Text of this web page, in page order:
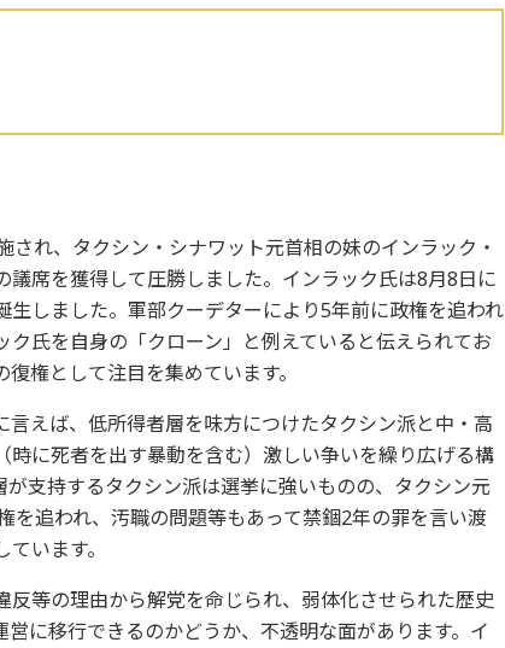
れ、タクシン・シナワット元首相の妹のインラック・
席を獲得して圧勝しました。インラック氏は8月8日に
しました。軍部クーデターにより5年前に政権を追われ
氏を自身の「クローン」と例えていると伝えられてお
権として注目を集めています。
えば、低所得者層を味方につけたタクシン派と中・高
に死者を出す暴動を含む）激しい争いを繰り広げる構
支持するタクシン派は選挙に強いものの、タクシン元
を追われ、汚職の問題等もあって禁錮2年の罪を言い渡
います。
等の理由から解党を命じられ、弱体化させられた歴史
に移行できるのかどうか、不透明な面があります。イ